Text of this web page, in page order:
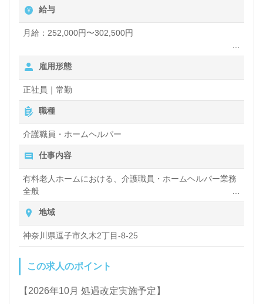
いてみませんか◎
看護助手や介護職経験のある方はもちろん、これから
介護職を目指される方も幅広く募集します。就職後
『ゆとりと同僚とのコミュニケーションが増えたこと
で、働きがいも増えました。』等のお声も届く事業所
様です。働きやすい職場環境、職員様同士の協力体
制、自分の気持ちが伝えやすい環境面も嬉しいポイン
ト！『ご利用者様のお一人おひとりに寄り添いたい』
『多彩なキャリアパスでなりたい自分を目指したい』
『転職でキャリアチェンジを実現したい、施設形態や
環境を変えて働きたい』等の方も大歓迎です！求人詳
細等、担当コンサルタントよりご案内します。お問い
合わせも遠慮なくお願いします。
医療/福祉業界の正社員/パート求人探しは【ウィルオ
ブ介護】＊求人情報収集、将来的に検討の方も遠慮な
給与
月給：252,000円〜302,500円
夜勤手当：5,000円/回（夜勤回数月5回程度）
交通費規定内支給
残業手当
資格手当：初任者研修6,000円/月、介護福祉士21,500円/
月、ケアマネ5,000円/月
※初任者研修手当は実務者研修をお持ちの方も対象。
※介護福祉士手当を支給の場合は対象外となります。
社内専門資格手当
年末年始手当
保育手当：10,000円（規定あり）
有給取得促進手当
賞与（年2回）
昇給（年1回、定期昇給、昇格による基本給アップあり）
雇用形態
正社員｜常勤
職種
介護職員・ホームヘルパー
仕事内容
有料老人ホームにおける、介護職員・ホームヘルパー業務
全般
・入浴や排せつ、食事などの身体的サポートや、買い物や
掃除、洗濯など日常生活のサポートなど
地域
神奈川県逗子市久木2丁目-8-25
この求人のポイント
【2026年10月 処遇改定実施予定】